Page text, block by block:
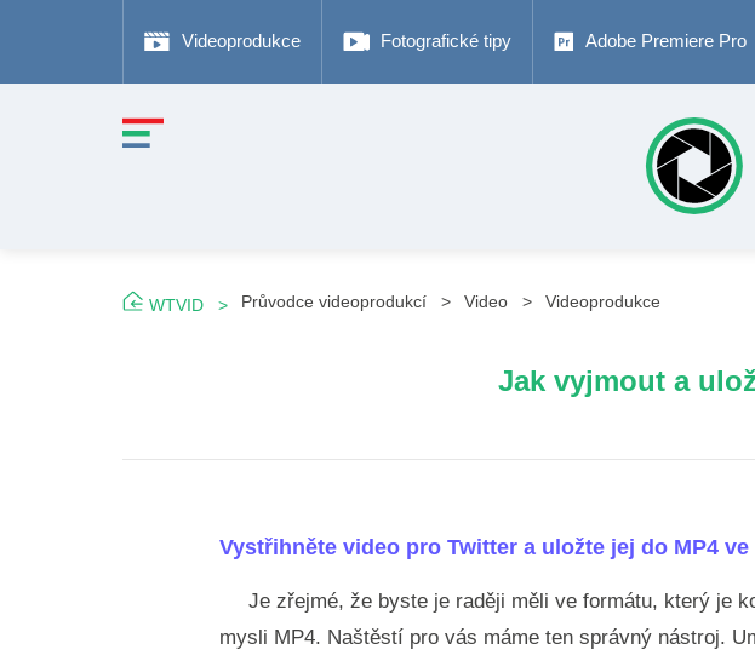
Videoprodukce Fotografické tipy Adobe Premiere Pro
WTVID Průvodce videoprodukcí Video Videoprodukce
Jak vyjmout a
Vystřihněte video pro Twitter a uložte jej do MP4
Je zřejmé, že byste je raději měli ve formátu, který je
mysli MP4. Naštěstí pro vás máme ten správný nástroj.